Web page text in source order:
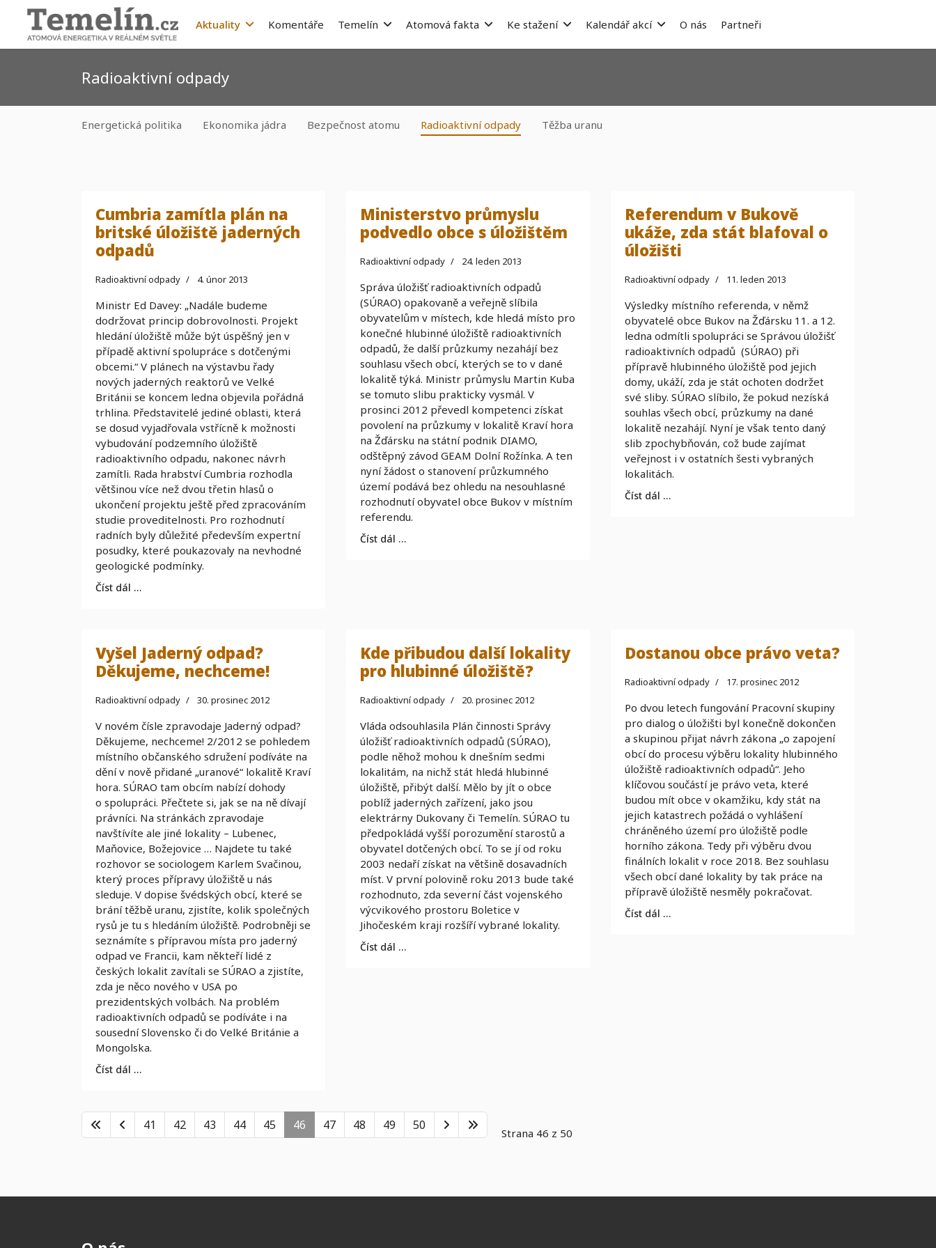
Aktuality Komentáře Temelín Atomová fakta Ke stažení Kalendář akcí O nás Partneři
Radioaktivní odpady
Energetická politika Ekonomika jádra Bezpečnost atomu Radioaktivní odpady Těžba uranu
Cumbria zamítla plán na
britské úložiště jaderných
odpadů
Radioaktivní odpady 4. únor 2013
Ministr Ed Davey: „Nadále budeme
dodržovat princip dobrovolnosti. Projekt
hledání úložiště může být úspěšný jen v
případě aktivní spolupráce s dotčenými
obcemi.“ V plánech na výstavbu řady
nových jaderných reaktorů ve Velké
Británii se koncem ledna objevila pořádná
trhlina. Představitelé jediné oblasti, která
se dosud vyjadřovala vstřícně k možnosti
vybudování podzemního úložiště
radioaktivního odpadu, nakonec návrh
zamítli. Rada hrabství Cumbria rozhodla
většinou více než dvou třetin hlasů o
ukončení projektu ještě před zpracováním
studie proveditelnosti. Pro rozhodnutí
radních byly důležité především expertní
posudky, které poukazovaly na nevhodné
geologické podmínky.
Číst dál …
Ministerstvo průmyslu
podvedlo obce s úložištěm
Radioaktivní odpady 24. leden 2013
Správa úložišť radioaktivních odpadů
(SÚRAO) opakovaně a veřejně slíbila
obyvatelům v místech, kde hledá místo pro
konečné hlubinné úložiště radioaktivních
odpadů, že další průzkumy nezahájí bez
souhlasu všech obcí, kterých se to v dané
lokalitě týká. Ministr průmyslu Martin Kuba
se tomuto slibu prakticky vysmál. V
prosinci 2012 převedl kompetenci získat
povolení na průzkumy v lokalitě Kraví hora
na Žďársku na státní podnik DIAMO,
odštěpný závod GEAM Dolní Rožínka. A ten
nyní žádost o stanovení průzkumného
území podává bez ohledu na nesouhlasné
rozhodnutí obyvatel obce Bukov v místním
referendu.
Číst dál …
Referendum v Bukově
ukáže, zda stát blafoval o
úložišti
Radioaktivní odpady 11. leden 2013
Výsledky místního referenda, v němž
obyvatelé obce Bukov na Žďársku 11. a 12.
ledna odmítli spolupráci se Správou úložišť
radioaktivních odpadů (SÚRAO) při
přípravě hlubinného úložiště pod jejich
domy, ukáží, zda je stát ochoten dodržet
své sliby. SÚRAO slíbilo, že pokud nezíská
souhlas všech obcí, průzkumy na dané
lokalitě nezahájí. Nyní je však tento daný
slib zpochybňován, což bude zajímat
veřejnost i v ostatních šesti vybraných
lokalitách.
Číst dál …
Vyšel Jaderný odpad?
Děkujeme, nechceme!
Radioaktivní odpady 30. prosinec 2012
V novém čísle zpravodaje Jaderný odpad?
Děkujeme, nechceme! 2/2012 se pohledem
místního občanského sdružení podíváte na
dění v nově přidané „uranové“ lokalitě Kraví
hora. SÚRAO tam obcím nabízí dohody
o spolupráci. Přečtete si, jak se na ně dívají
právníci. Na stránkách zpravodaje
navštívíte ale jiné lokality – Lubenec,
Maňovice, Božejovice … Najdete tu také
rozhovor se sociologem Karlem Svačinou,
který proces přípravy úložiště u nás
sleduje. V dopise švédských obcí, které se
brání těžbě uranu, zjistíte, kolik společných
rysů je tu s hledáním úložiště. Podrobněji se
seznámíte s přípravou místa pro jaderný
odpad ve Francii, kam někteří lidé z
českých lokalit zavítali se SÚRAO a zjistíte,
zda je něco nového v USA po
prezidentských volbách. Na problém
radioaktivních odpadů se podíváte i na
sousední Slovensko či do Velké Británie a
Mongolska.
Číst dál …
Kde přibudou další lokality
pro hlubinné úložiště?
Radioaktivní odpady 20. prosinec 2012
Vláda odsouhlasila Plán činnosti Správy
úložišť radioaktivních odpadů (SÚRAO),
podle něhož mohou k dnešním sedmi
lokalitám, na nichž stát hledá hlubinné
úložiště, přibýt další. Mělo by jít o obce
poblíž jaderných zařízení, jako jsou
elektrárny Dukovany či Temelín. SÚRAO tu
předpokládá vyšší porozumění starostů a
obyvatel dotčených obcí. To se jí od roku
2003 nedaří získat na většině dosavadních
míst. V první polovině roku 2013 bude také
rozhodnuto, zda severní část vojenského
výcvikového prostoru Boletice v
Jihočeském kraji rozšíří vybrané lokality.
Číst dál …
Dostanou obce právo veta?
Radioaktivní odpady 17. prosinec 2012
Po dvou letech fungování Pracovní skupiny
pro dialog o úložišti byl konečně dokončen
a skupinou přijat návrh zákona „o zapojení
obcí do procesu výběru lokality hlubinného
úložiště radioaktivních odpadů“. Jeho
klíčovou součástí je právo veta, které
budou mít obce v okamžiku, kdy stát na
jejich katastrech požádá o vyhlášení
chráněného území pro úložiště podle
horního zákona. Tedy při výběru dvou
finálních lokalit v roce 2018. Bez souhlasu
všech obcí dané lokality by tak práce na
přípravě úložiště nesměly pokračovat.
Číst dál …
41 42 43 44 45 46 47 48 49 50
Strana 46 z 50